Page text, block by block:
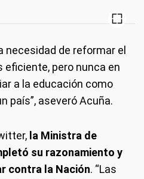
necesidad de reformar el
pero nunca en
a la educación como
país”, aseveró Acuña.
la Ministra de
su razonamiento y
contra la Nación. “Las